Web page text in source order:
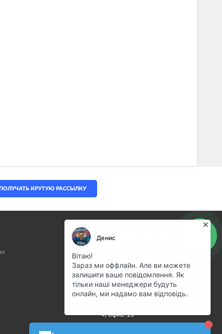
ПОЛУЧАТЬ КРУТУЮ РАССЫЛКУ
НАШ АДРЕС
4, офис 15
(068) 80-500-80
info@motostuff.com.ua